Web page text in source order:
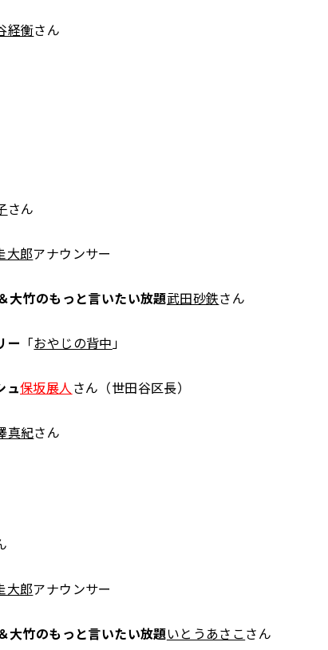
経衡さん
さん
大郎アナウンサー
大竹のもっと言いたい放題武田砂鉄さん
ー 「おやじの背中 」
ュ保坂展人 さん（世田谷区長）
真紀さん
大郎アナウンサー
大竹のもっと言いたい放題いとうあさこさん